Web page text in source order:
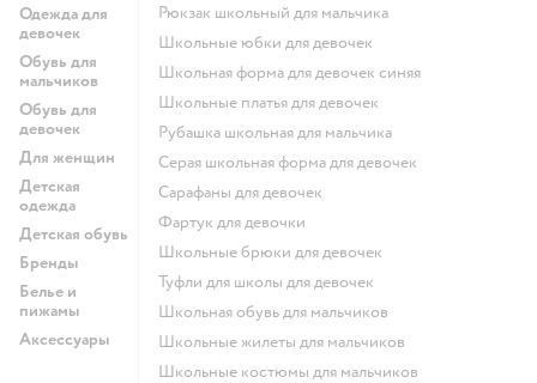
Одежда для
девочек
Обувь для
мальчиков
Обувь для
девочек
Для женщин
Детская
одежда
Детская обувь
Бренды
Белье и
пижамы
Аксессуары
Рюкзак школьный для мальчика
Школьные юбки для девочек
Школьная форма для девочек синяя
Школьные платья для девочек
Рубашка школьная для мальчика
Серая школьная форма для девочек
Сарафаны для девочек
Фартук для девочки
Школьные брюки для девочек
Туфли для школы для девочек
Школьная обувь для мальчиков
Школьные жилеты для мальчиков
Школьные костюмы для мальчиков